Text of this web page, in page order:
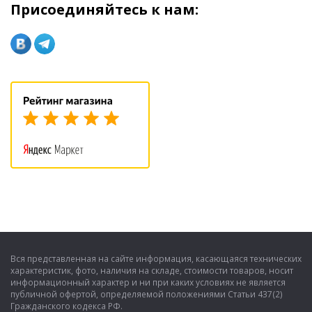
Присоединяйтесь к нам:
Вся представленная на сайте информация, касающаяся технических
характеристик, фото, наличия на складе, стоимости товаров, носит
информационный характер и ни при каких условиях не является
публичной офертой, определяемой положениями Статьи 437(2)
Гражданского кодекса РФ.